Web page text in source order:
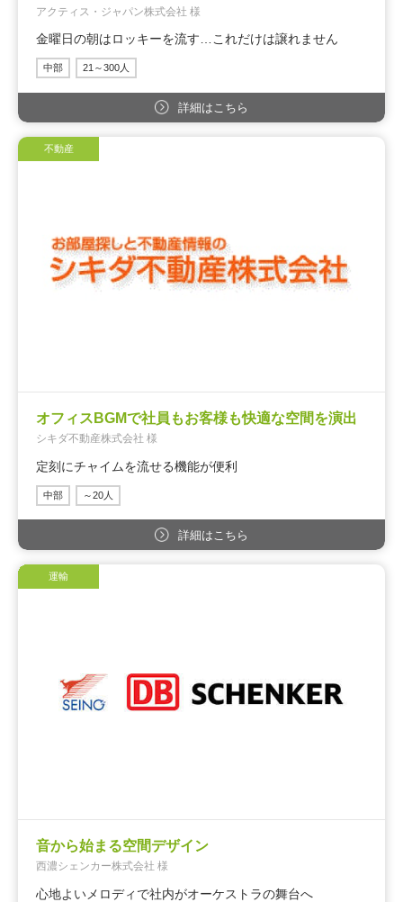
アクティス・ジャパン株式会社 様
金曜日の朝はロッキーを流す…これだけは譲れません
中部 21～300人
詳細はこちら
不動産
オフィスBGMで社員もお客様も快適な空間を演出
シキダ不動産株式会社 様
定刻にチャイムを流せる機能が便利
中部 ～20人
詳細はこちら
運輸
音から始まる空間デザイン
西濃シェンカー株式会社 様
心地よいメロディで社内がオーケストラの舞台へ